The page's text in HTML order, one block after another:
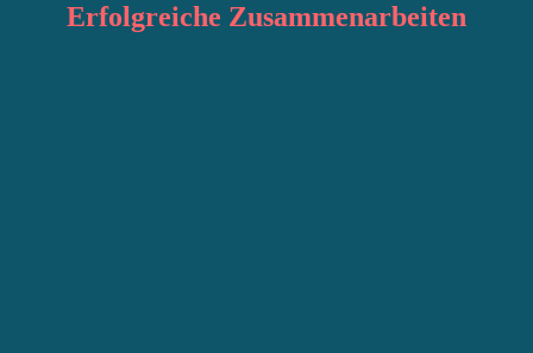
Erfolgreiche Zusammenarbeiten